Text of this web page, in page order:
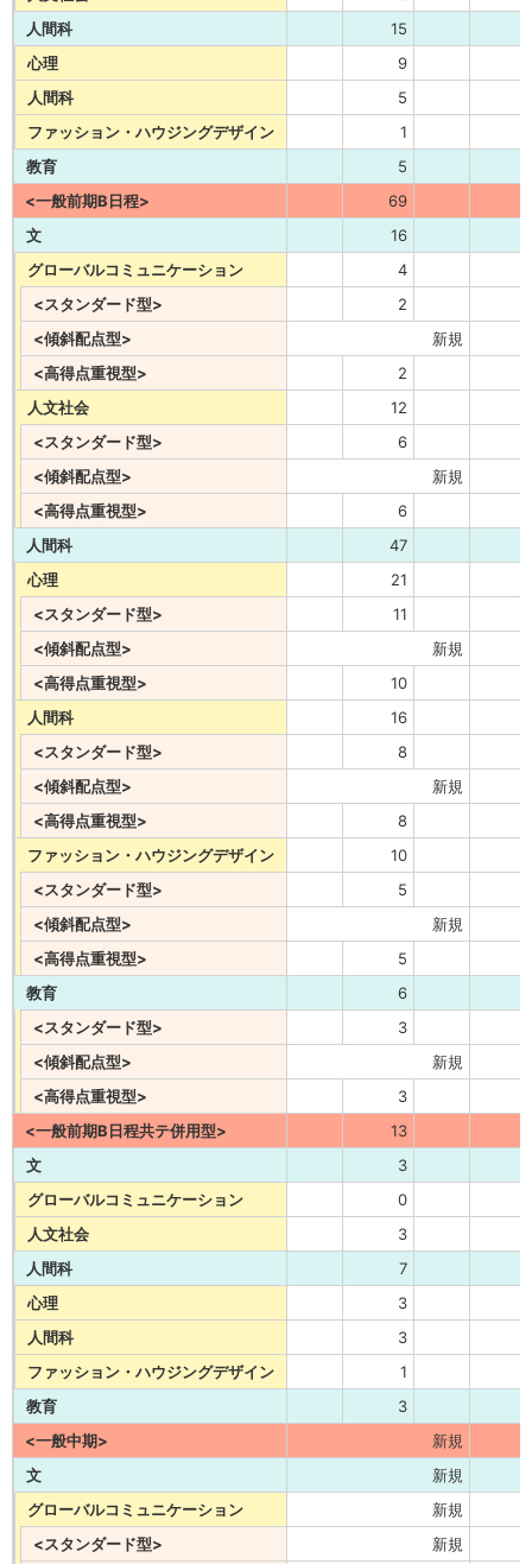
人間科
15
心理
9
人間科
5
ファッション・ハウジングデザイン
1
教育
5
<一般前期B日程>
69
文
16
グローバルコミュニケーション
4
<スタンダード型>
2
<傾斜配点型>
新規
<高得点重視型>
2
人文社会
12
<スタンダード型>
6
<傾斜配点型>
新規
<高得点重視型>
6
人間科
47
心理
21
<スタンダード型>
11
<傾斜配点型>
新規
<高得点重視型>
10
人間科
16
<スタンダード型>
8
<傾斜配点型>
新規
<高得点重視型>
8
ファッション・ハウジングデザイン
10
<スタンダード型>
5
<傾斜配点型>
新規
<高得点重視型>
5
教育
6
<スタンダード型>
3
<傾斜配点型>
新規
<高得点重視型>
3
<一般前期B日程共テ併用型>
13
文
3
グローバルコミュニケーション
0
人文社会
3
人間科
7
心理
3
人間科
3
ファッション・ハウジングデザイン
1
教育
3
<一般中期>
新規
文
新規
グローバルコミュニケーション
新規
<スタンダード型>
新規